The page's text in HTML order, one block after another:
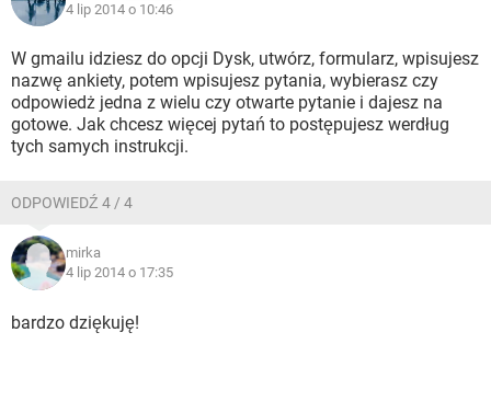
4 lip 2014 o 10:46
W gmailu idziesz do opcji Dysk, utwórz, formularz, wpisujesz
nazwę ankiety, potem wpisujesz pytania, wybierasz czy
odpowiedż jedna z wielu czy otwarte pytanie i dajesz na
gotowe. Jak chcesz więcej pytań to postępujesz werdług
tych samych instrukcji.
ODPOWIEDŹ 4 / 4
mirka
4 lip 2014 o 17:35
bardzo dziękuję!